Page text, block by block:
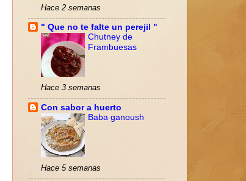
Hace 2 semanas
" Que no te falte un perejil "
Chutney de
Frambuesas
Hace 3 semanas
Con sabor a huerto
Baba ganoush
Hace 5 semanas